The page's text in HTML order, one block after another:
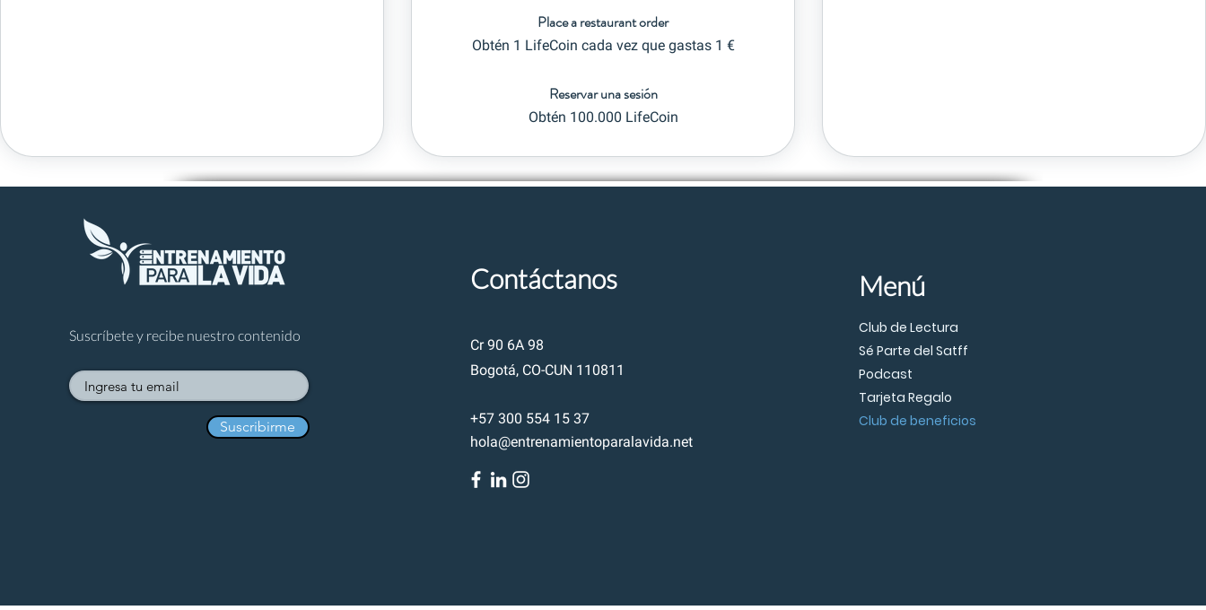
Place a restaurant order
Obtén 1 LifeCoin cada vez que gastas 1 €
Reservar una sesión
Obtén 100.000 LifeCoin
Suscríbete y recibe nuestro contenido
Suscribirme
Contáctanos
Cr 90 6A 98
Bogotá, CO-CUN 110811
+57 300 554 15 37
hola@entrenamientoparalavida.net
Menú
Club de Lectura
Sé Parte del Satff
Podcast
Tarjeta Regalo
Club de beneficios